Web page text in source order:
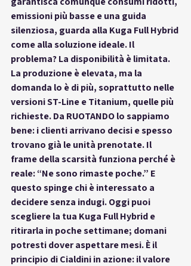
emissioni più basse e una guida
silenziosa, guarda alla Kuga Full Hybrid
come alla soluzione ideale. Il
problema? La disponibilità è limitata.
La produzione è elevata, ma la
domanda lo è di più, soprattutto nelle
versioni ST-Line e Titanium, quelle più
richieste. Da RUOTANDO lo sappiamo
bene: i clienti arrivano decisi e spesso
trovano già le unità prenotate. Il
frame della scarsità funziona perché è
reale: “Ne sono rimaste poche.” E
questo spinge chi è interessato a
decidere senza indugi. Oggi puoi
scegliere la tua Kuga Full Hybrid e
ritirarla in poche settimane; domani
potresti dover aspettare mesi. È il
principio di Cialdini in azione: il valore